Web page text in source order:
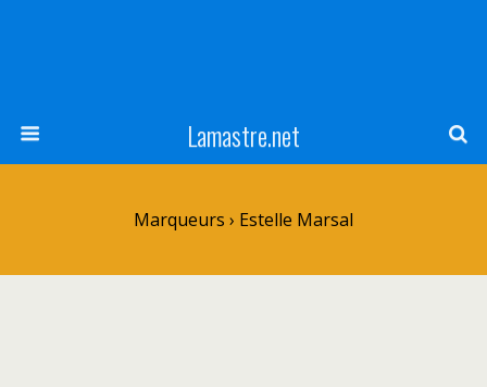
Lamastre.net
Marqueurs › Estelle Marsal